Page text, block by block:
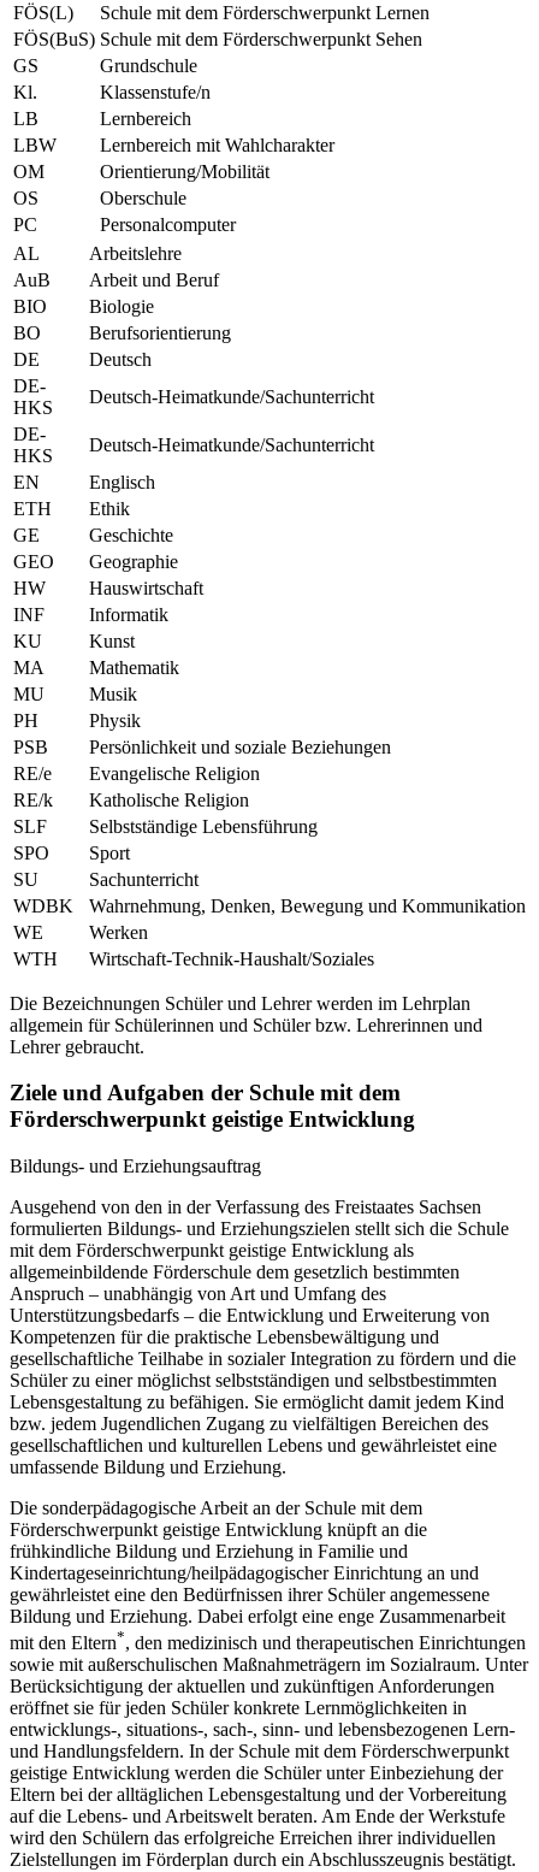
FÖS(L)
Schule mit dem Förderschwerpunkt Lernen
FÖS(BuS) Schule mit dem Förderschwerpunkt Sehen
GS
Grundschule
Kl.
Klassenstufe/n
LB
Lernbereich
LBW
Lernbereich mit Wahlcharakter
OM
Orientierung/Mobilität
OS
Oberschule
PC
Personalcomputer
AL
Arbeitslehre
AuB
Arbeit und Beruf
BIO
Biologie
BO
Berufsorientierung
DE
Deutsch
DE-
HKS
Deutsch-Heimatkunde/Sachunterricht
DE-
HKS
Deutsch-Heimatkunde/Sachunterricht
EN
Englisch
ETH
Ethik
GE
Geschichte
GEO
Geographie
HW
Hauswirtschaft
INF
Informatik
KU
Kunst
MA
Mathematik
MU
Musik
PH
Physik
PSB
Persönlichkeit und soziale Beziehungen
RE/e
Evangelische Religion
RE/k
Katholische Religion
SLF
Selbstständige Lebensführung
SPO
Sport
SU
Sachunterricht
WDBK
Wahrnehmung, Denken, Bewegung und Kommunikation
WE
Werken
WTH
Wirtschaft-Technik-Haushalt/Soziales
Die Bezeichnungen Schüler und Lehrer werden im Lehrplan
allgemein für Schülerinnen und Schüler bzw. Lehrerinnen und
Lehrer gebraucht.
Ziele und Aufgaben der Schule mit dem
Förderschwerpunkt geistige Entwicklung
Bildungs- und Erziehungsauftrag
Ausgehend von den in der Verfassung des Freistaates Sachsen
formulierten Bildungs- und Erziehungszielen stellt sich die Schule
mit dem Förderschwerpunkt geistige Entwicklung als
allgemeinbildende Förderschule dem gesetzlich bestimmten
Anspruch – unabhängig von Art und Umfang des
Unterstützungsbedarfs – die Entwicklung und Erweiterung von
Kompetenzen für die praktische Lebensbewältigung und
gesellschaftliche Teilhabe in sozialer Integration zu fördern und die
Schüler zu einer möglichst selbstständigen und selbstbestimmten
Lebensgestaltung zu befähigen. Sie ermöglicht damit jedem Kind
bzw. jedem Jugendlichen Zugang zu vielfältigen Bereichen des
gesellschaftlichen und kulturellen Lebens und gewährleistet eine
umfassende Bildung und Erziehung.
Die sonderpädagogische Arbeit an der Schule mit dem
Förderschwerpunkt geistige Entwicklung knüpft an die
frühkindliche Bildung und Erziehung in Familie und
Kindertageseinrichtung/heilpädagogischer Einrichtung an und
gewährleistet eine den Bedürfnissen ihrer Schüler angemessene
Bildung und Erziehung. Dabei erfolgt eine enge Zusammenarbeit
mit den Eltern*, den medizinisch und therapeutischen Einrichtungen
sowie mit außerschulischen Maßnahmeträgern im Sozialraum. Unter
Berücksichtigung der aktuellen und zukünftigen Anforderungen
eröffnet sie für jeden Schüler konkrete Lernmöglichkeiten in
entwicklungs-, situations-, sach-, sinn- und lebensbezogenen Lern-
und Handlungsfeldern. In der Schule mit dem Förderschwerpunkt
geistige Entwicklung werden die Schüler unter Einbeziehung der
Eltern bei der alltäglichen Lebensgestaltung und der Vorbereitung
auf die Lebens- und Arbeitswelt beraten. Am Ende der Werkstufe
wird den Schülern das erfolgreiche Erreichen ihrer individuellen
Zielstellungen im Förderplan durch ein Abschlusszeugnis bestätigt.